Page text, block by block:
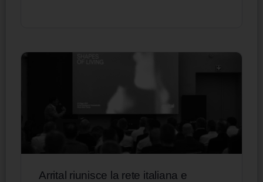
Arrital riunisce la rete italiana e